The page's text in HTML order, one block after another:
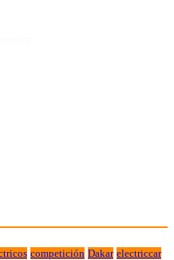
competición Dakar electriccar